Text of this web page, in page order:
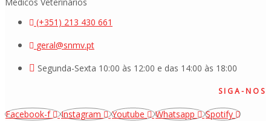
Médicos Veterinários
(+351) 213 430 661
geral@snmv.pt
Segunda-Sexta 10:00 às 12:00 e das 14:00 às 18:00
SIGA-NOS
Facebook-f Instagram Youtube Whatsapp Spotify